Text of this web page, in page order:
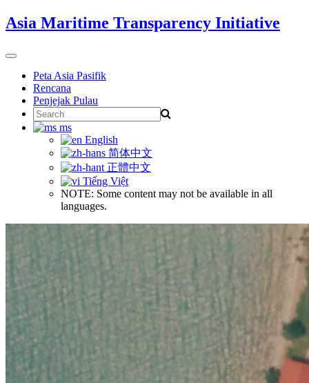
Skip
to
Asia Maritime Transparency Initiative
Toggle
navigationPeta Asia Pasifik
Rencana
Penjejak Pulau
Search
for:
ms
English
简体中文
正體中文
Tiếng Việt
NOTE: Some content may not be available in all
languages.